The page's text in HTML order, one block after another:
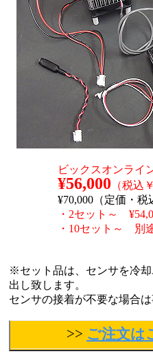
ビックスオンライ
¥56,000 （税込
¥70,000（定価・税
・2セット～
・10セット～ 別
※セット品は、センサを冷
出し致します。
センサの接着が不要な場合
>> ご注文は